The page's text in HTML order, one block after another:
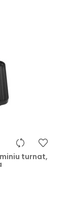
turnat,